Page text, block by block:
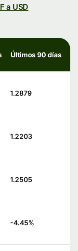
a USD
Últimos 90 días
1.2879
1.2203
1.2505
-4.45%